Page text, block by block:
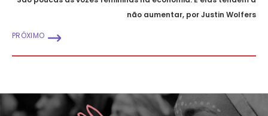
não aumentar, por Justin Wolfers
PRÓXIMO